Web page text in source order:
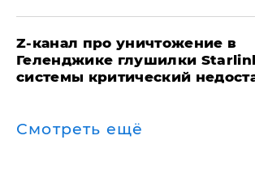
Z-канал про уничтожение в
Геленджике глушилки
системы критический
Смотреть ещё